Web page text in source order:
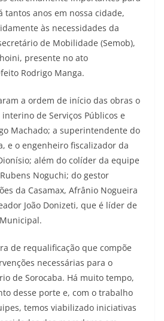
tantos anos em nossa cidade,
às necessidades da
de Mobilidade (Semob),
presente no ato
Rodrigo Manga.
a ordem de início das obras o
de Serviços Públicos e
Machado; a superintendente do
e o engenheiro fiscalizador da
além do colíder da equipe
Noguchi; do gestor
da Casamax, Afrânio Nogueira
João Donizeti, que é líder de
de requalificação que compõe
necessárias para o
de Sorocaba. Há muito tempo,
desse porte e, com o trabalho
temos viabilizado iniciativas